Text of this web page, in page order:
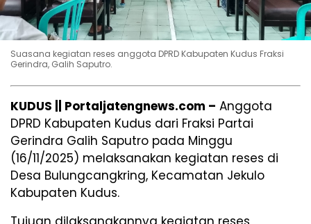
Suasana kegiatan reses anggota DPRD Kabupaten Kudus Fraksi
Gerindra, Galih Saputro.
KUDUS || Portaljatengnews.com – Anggota
DPRD Kabupaten Kudus dari Fraksi Partai
Gerindra Galih Saputro pada Minggu
(16/11/2025) melaksanakan kegiatan reses di
Desa Bulungcangkring, Kecamatan Jekulo
Kabupaten Kudus.